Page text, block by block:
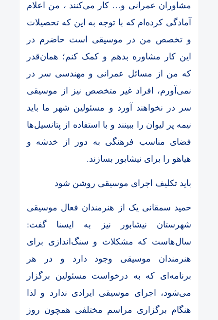
مشاوران عمرانی و… کار می‌کنند ، من اعلام
آمادگی کرده‌ام که با توجه به این که تحصیلات
و تخصص من در موسیقی است حاضرم در
این کار مشاوره بدهم و کمک کنم؛ همان‌قدر
که من از مسائل عمرانی و مهندسی سر در
نمی‌آورم، افراد غیر متخصص نیز از موسیقی
سر در نخواهند آورد و مسئولین شهر ما باید
نیمه پر لیوان را ببینند و با استفاده از پتانسیل‌ها
فضای مناسب فرهنگی به دور از خدشه و
هیاهو را برای نیشابور بسازند.
باید تکلیف اجرای موسیقی روشن شود
حمید سمقانی یک از هنرمندان فعال موسیقی
شهرستان نیشابور نیز به ایسنا گفت:
سال‌هاست که مشکلات و سنگ‌اندازی برای
هنرمندان موسیقی وجود دارد و در هر
برنامه‌ای که به درخواست مسئولین برگزار
می‌شود، اجرای موسیقی ایرادی ندارد و لذا
هنگام برگزاری مراسم مختلفی همچون روز